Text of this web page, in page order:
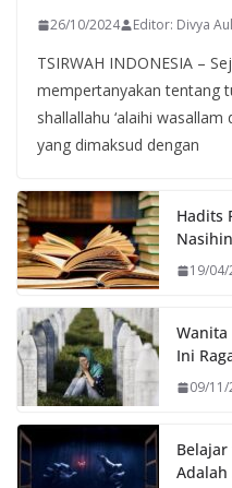
26/10/2024 Editor: Divya
TSIRWAH INDONESIA –
mempertanyakan tentang
shallallahu ‘alaihi
yang dimaksud dengan
Hadits
19/
Wanita
Ini
09/11/
Adalah